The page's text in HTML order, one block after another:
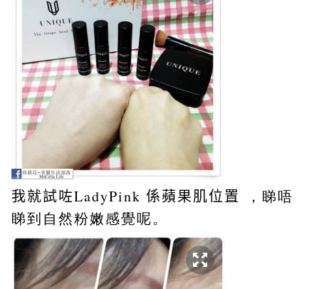
我就試咗LadyPink 係蘋果肌位置
，睇唔
睇到自然粉嫩感覺呢。